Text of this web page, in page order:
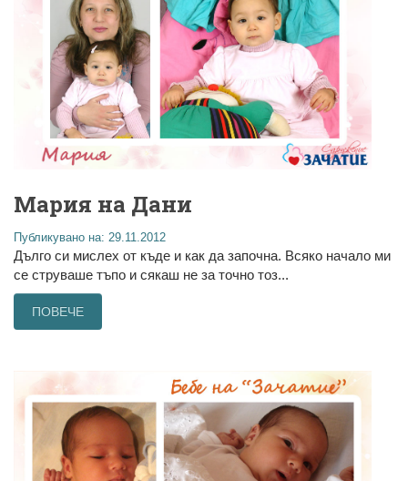
Мария на Дани
Публикувано на: 29.11.2012
Дълго си мислех от къде и как да започна. Всяко начало ми
се струваше тъпо и сякаш не за точно тоз...
ПОВЕЧЕ